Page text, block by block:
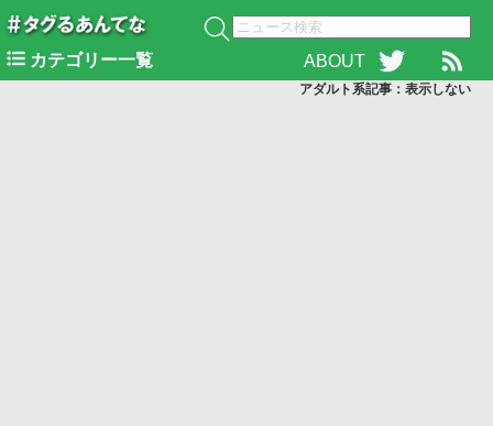
カテゴリー一覧 ABOUT
アダルト系記事：表示しない